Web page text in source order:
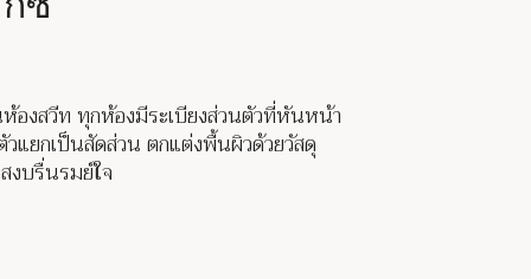
องสวีท ทุกห้องมีระเบียงส่วนตัวที่หันหน้า
แยกเป็นสัดส่วน ตกแต่งพื้นผิวด้วยวัสดุ
งบรื่นรมย์ใจ